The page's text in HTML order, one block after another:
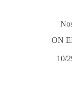
ON
10/